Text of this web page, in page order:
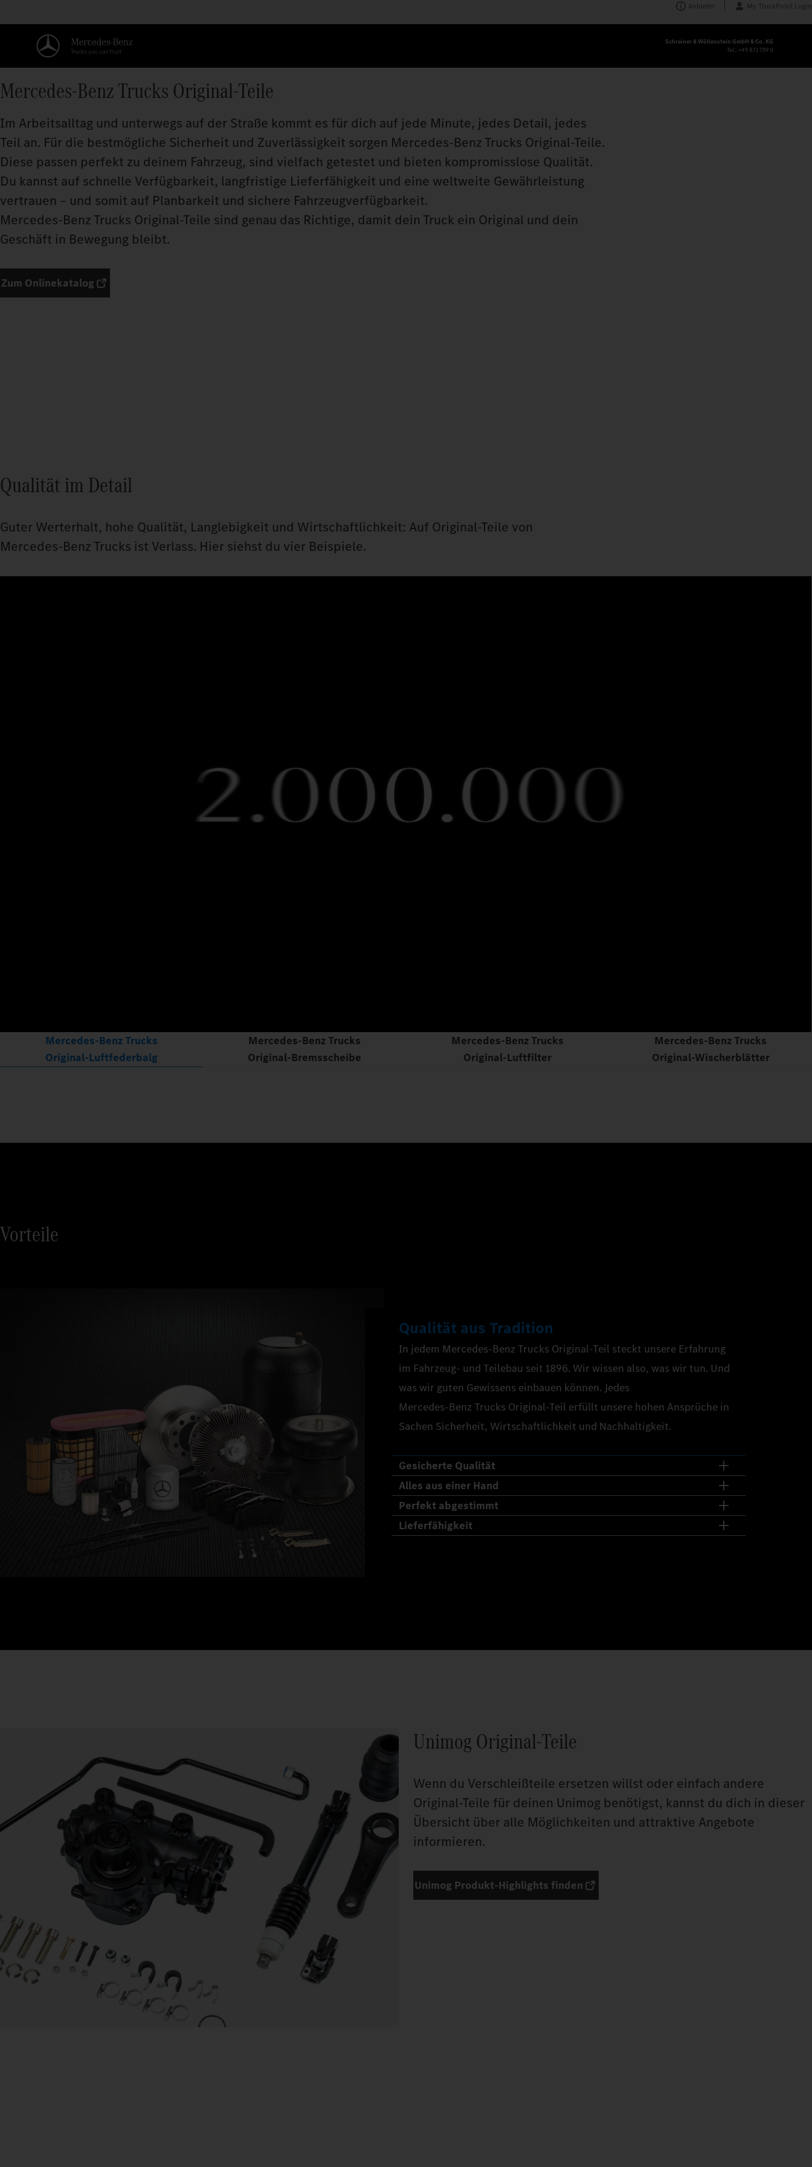
Anbieter My TruckPoint Login
Schreiner & Wöllenstein GmbH & Co. KG
Tel.: +49 871 759 0
Mercedes‑Benz Trucks Original-Teile
Im Arbeitsalltag und unterwegs auf der Straße kommt es für dich auf jede Minute, jedes Detail, jedes
Teil an. Für die bestmögliche Sicherheit und Zuverlässigkeit sorgen Mercedes‑Benz Trucks Original‑Teile.
Diese passen perfekt zu deinem Fahrzeug, sind vielfach getestet und bieten kompromisslose Qualität.
Du kannst auf schnelle Verfügbarkeit, langfristige Lieferfähigkeit und eine weltweite Gewährleistung
vertrauen – und somit auf Planbarkeit und sichere Fahrzeugverfügbarkeit.
Mercedes‑Benz Trucks Original-Teile sind genau das Richtige, damit dein Truck ein Original und dein
Geschäft in Bewegung bleibt.
Zum Onlinekatalog
Qualität im Detail
Guter Werterhalt, hohe Qualität, Langlebigkeit und Wirtschaftlichkeit: Auf Original‑Teile von
Mercedes‑Benz Trucks ist Verlass. Hier siehst du vier Beispiele.
Mercedes‑Benz Trucks
Original‑Luftfederbalg
Mercedes‑Benz Trucks
Original‑Bremsscheibe
Mercedes‑Benz Trucks
Original‑Luftfilter
Mercedes‑Benz Trucks
Original‑Wischerblätter
Vorteile
Qualität aus Tradition
In jedem Mercedes‑Benz Trucks Original-Teil steckt unsere Erfahrung
im Fahrzeug- und Teilebau seit 1896. Wir wissen also, was wir tun. Und
was wir guten Gewissens einbauen können. Jedes
Mercedes‑Benz Trucks Original‑Teil erfüllt unsere hohen Ansprüche in
Sachen Sicherheit, Wirtschaftlichkeit und Nachhaltigkeit.
Gesicherte Qualität
Alles aus einer Hand
Perfekt abgestimmt
Lieferfähigkeit
Unimog Original-Teile
Wenn du Verschleißteile ersetzen willst oder einfach andere
Original-Teile für deinen Unimog benötigst, kannst du dich in dieser
Übersicht über alle Möglichkeiten und attraktive Angebote
informieren.
Unimog Produkt-Highlights finden